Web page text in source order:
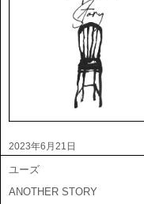
2023年6月21日
ユーズ
ANOTHER STORY